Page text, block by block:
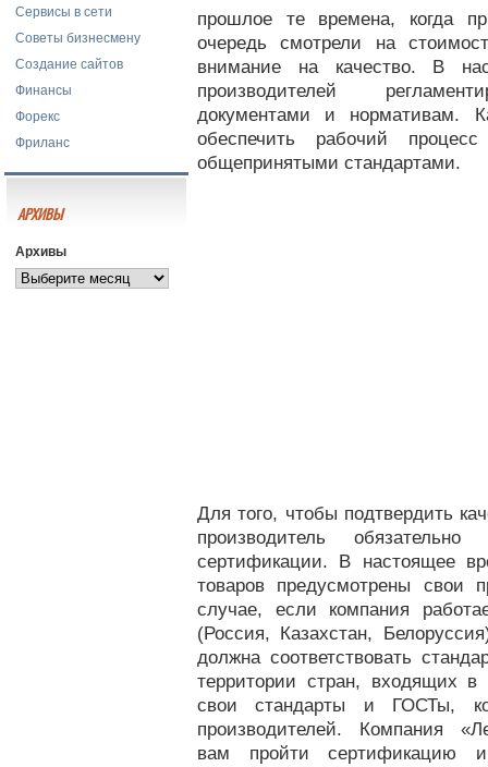
Сервисы в сети
Советы бизнесмену
Создание сайтов
Финансы
Форекс
Фриланс
АРХИВЫ
Архивы
прошлое те времена, когда
очередь смотрели на
внимание на качество. В
производителей
документами и нормативам.
обеспечить рабочий
общепринятыми стандартами.
Для того, чтобы подтвердить
производитель
сертификации. В настоящее
товаров предусмотрены свои
случае, если компания
(Россия, Казахстан,
должна соответствовать
территории стран, входящих
свои стандарты и ГОСТы,
производителей. Компания
вам пройти сертификацию и